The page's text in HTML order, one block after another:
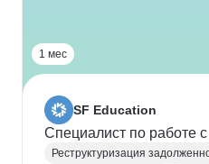
1 мес
SF Education
Специалист по работе
Реструктуризация